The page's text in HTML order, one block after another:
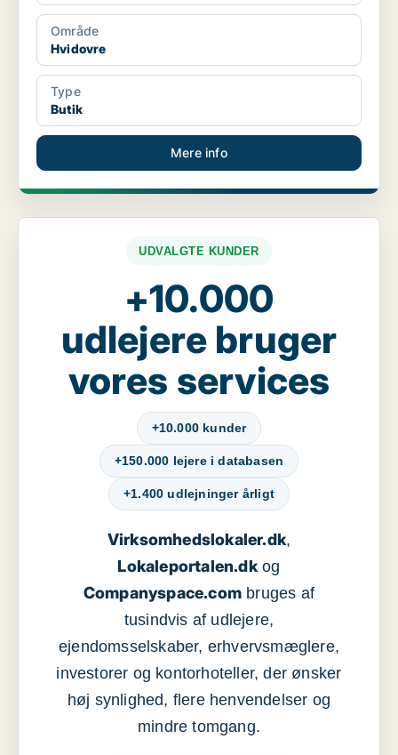
Område
Hvidovre
Type
Butik
Mere info
UDVALGTE KUNDER
+10.000
udlejere bruger
vores services
+10.000 kunder
+150.000 lejere i databasen
+1.400 udlejninger årligt
Virksomhedslokaler.dk,
Lokaleportalen.dkog
Companyspace.com bruges af
tusindvis af udlejere,
ejendomsselskaber, erhvervsmæglere,
investorer og kontorhoteller, der ønsker
høj synlighed, flere henvendelser og
mindre tomgang.